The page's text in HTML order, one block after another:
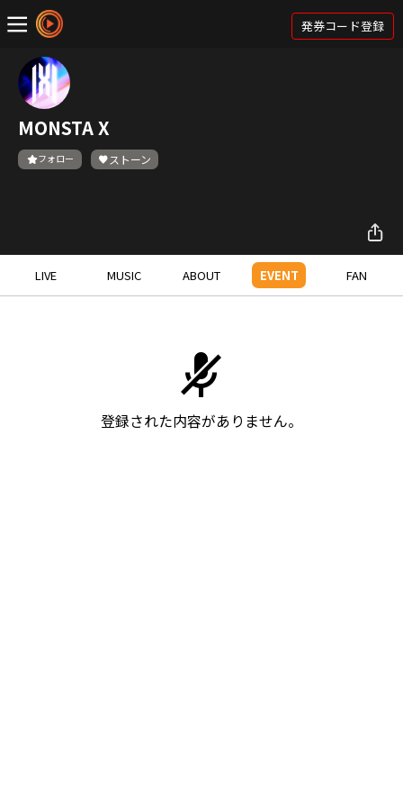
発券コード登録
MONSTA X
フォロー ストーン
LIVE MUSIC ABOUT EVENT FAN
登録された内容がありません。